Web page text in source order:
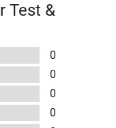
Test &
0
0
0
0